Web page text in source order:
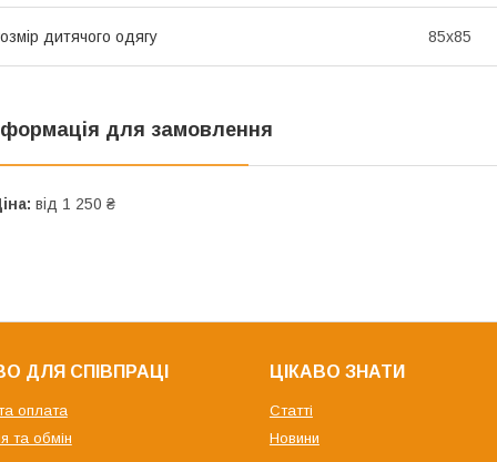
дитячого одягу 85х85
для замовлення
від 1 250 ₴
ДЛЯ СПІВПРАЦІ
оплата
та обмін
ЦІКАВО ЗНАТИ
Статті
Новини